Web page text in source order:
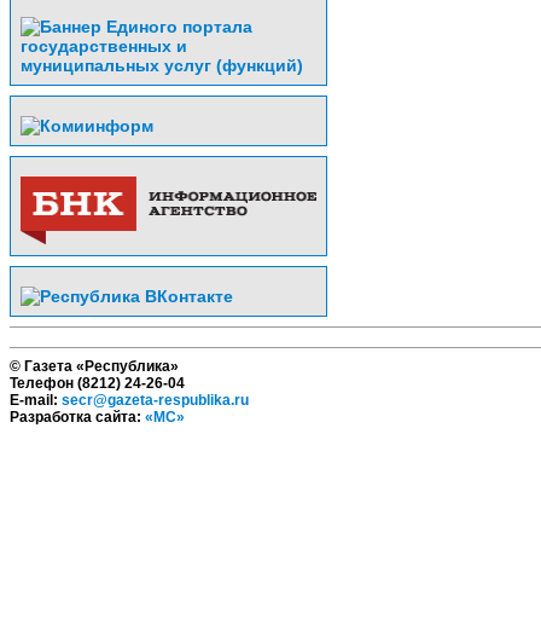
© Газета «Республика»
Телефон (8212) 24-26-04
E-mail: secr@gazeta-respublika.ru
Разработка сайта: «МС»